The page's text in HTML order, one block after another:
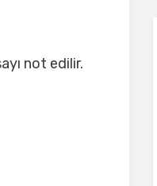
not edilir.